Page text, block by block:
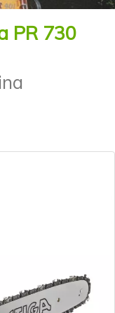
PR 730